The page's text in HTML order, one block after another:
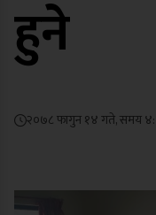
हुने
२०७८ फागुन १४ गते, समय